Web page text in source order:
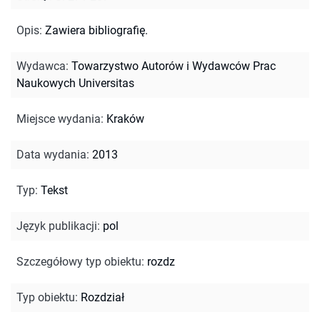
Opis: Zawiera bibliografię.
Wydawca: Towarzystwo Autorów i Wydawców Prac
Naukowych Universitas
Miejsce wydania: Kraków
Data wydania: 2013
Typ: Tekst
Język publikacji: pol
Szczegółowy typ obiektu: rozdz
Typ obiektu: Rozdział